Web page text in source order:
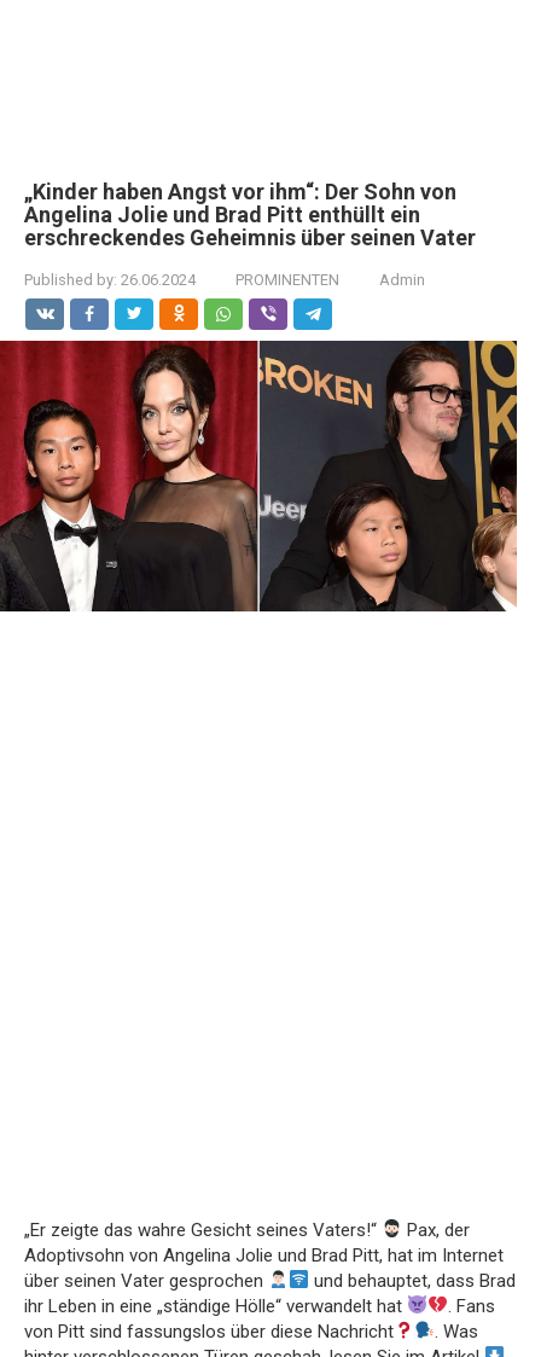
„Kinder haben Angst vor ihm“: Der Sohn von
Angelina Jolie und Brad Pitt enthüllt ein
erschreckendes Geheimnis über seinen Vater
Published by: 26.06.2024 PROMINENTEN Admin
„Er zeigte das wahre Gesicht seines Vaters!“
Pax, der
Adoptivsohn von Angelina Jolie und Brad Pitt, hat im Internet
über seinen Vater gesprochen
und behauptet, dass Brad
ihr Leben in eine „ständige Hölle“ verwandelt hat
. Fans
von Pitt sind fassungslos über diese Nachricht
. Was